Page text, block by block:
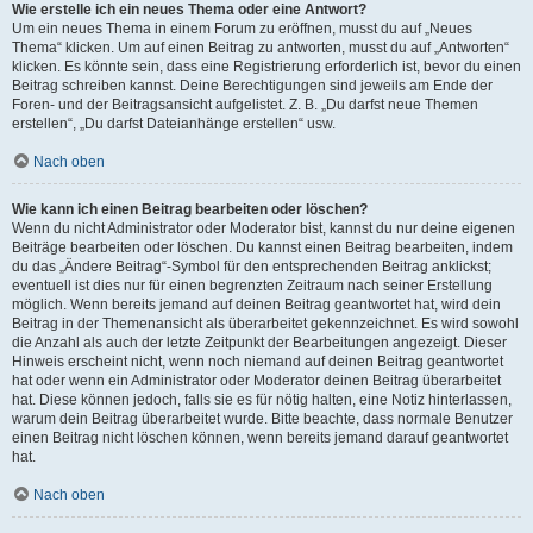
Wie erstelle ich ein neues Thema oder eine Antwort?
Um ein neues Thema in einem Forum zu eröffnen, musst du auf „Neues
Thema“ klicken. Um auf einen Beitrag zu antworten, musst du auf „Antworten“
klicken. Es könnte sein, dass eine Registrierung erforderlich ist, bevor du einen
Beitrag schreiben kannst. Deine Berechtigungen sind jeweils am Ende der
Foren- und der Beitragsansicht aufgelistet. Z. B. „Du darfst neue Themen
erstellen“, „Du darfst Dateianhänge erstellen“ usw.
Nach oben
Wie kann ich einen Beitrag bearbeiten oder löschen?
Wenn du nicht Administrator oder Moderator bist, kannst du nur deine eigenen
Beiträge bearbeiten oder löschen. Du kannst einen Beitrag bearbeiten, indem
du das „Ändere Beitrag“-Symbol für den entsprechenden Beitrag anklickst;
eventuell ist dies nur für einen begrenzten Zeitraum nach seiner Erstellung
möglich. Wenn bereits jemand auf deinen Beitrag geantwortet hat, wird dein
Beitrag in der Themenansicht als überarbeitet gekennzeichnet. Es wird sowohl
die Anzahl als auch der letzte Zeitpunkt der Bearbeitungen angezeigt. Dieser
Hinweis erscheint nicht, wenn noch niemand auf deinen Beitrag geantwortet
hat oder wenn ein Administrator oder Moderator deinen Beitrag überarbeitet
hat. Diese können jedoch, falls sie es für nötig halten, eine Notiz hinterlassen,
warum dein Beitrag überarbeitet wurde. Bitte beachte, dass normale Benutzer
einen Beitrag nicht löschen können, wenn bereits jemand darauf geantwortet
hat.
Nach oben